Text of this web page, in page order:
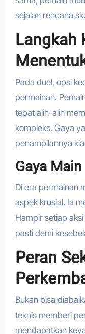
sejalan rencana
Langkah
Pada duel, opsi
permainan.
tepat alih-alih
kompleks. Gaya
penampilannya
Gaya
Di era permainan
aspek krusial. Ia
Hampir setiap
pasti demi
Peran
Bukan bisa
teknis memberi
mendapatkan